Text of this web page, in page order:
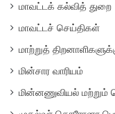
மாவட்டக் கல்வித் துறை
மாவட்டச் செய்திகள்
மாற்றுத்
மின்சார வாரியம்
மின்னணுவியல் மற்றும்